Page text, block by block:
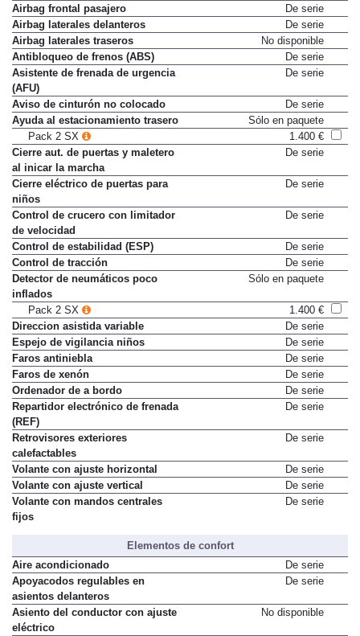
Airbag frontal pasajero
De serie
Airbag laterales delanteros
De serie
Airbag laterales traseros
No disponible
Antibloqueo de frenos (ABS)
De serie
Asistente de frenada de urgencia
(AFU)
De serie
Aviso de cinturón no colocado
De serie
Ayuda al estacionamiento trasero
Sólo en paquete
Pack 2 SX
1.400 €
Cierre aut. de puertas y maletero
al inicar la marcha
De serie
Cierre eléctrico de puertas para
niños
De serie
Control de crucero con limitador
de velocidad
De serie
Control de estabilidad (ESP)
De serie
Control de tracción
De serie
Detector de neumáticos poco
inflados
Sólo en paquete
Pack 2 SX
1.400 €
Direccion asistida variable
De serie
Espejo de vigilancia niños
De serie
Faros antiniebla
De serie
Faros de xenón
De serie
Ordenador de a bordo
De serie
Repartidor electrónico de frenada
(REF)
De serie
Retrovisores exteriores
calefactables
De serie
Volante con ajuste horizontal
De serie
Volante con ajuste vertical
De serie
Volante con mandos centrales
fijos
De serie
Elementos de confort
Aire acondicionado
De serie
Apoyacodos regulables en
asientos delanteros
De serie
Asiento del conductor con ajuste
eléctrico
No disponible